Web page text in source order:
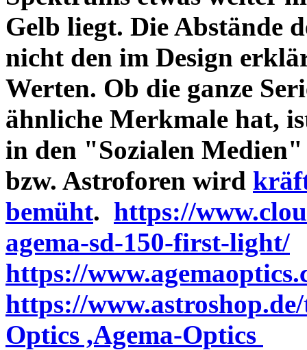
Gelb liegt. Die Abstände
nicht den im Design
Werten. Ob die ganze
ähnliche Merkmale hat,
in den "Sozialen Medien"
bzw. Astroforen wird
bemüht. https://
agema-sd-150-first-light/
https://
https://
Optics ,Agema-Optics